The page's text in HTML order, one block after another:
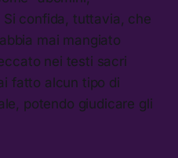
Si confida, tuttavia, che
mai mangiato
nei testi sacri
fatto alcun tipo di
potendo giudicare gli